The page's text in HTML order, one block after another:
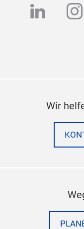
linkedin
Wir